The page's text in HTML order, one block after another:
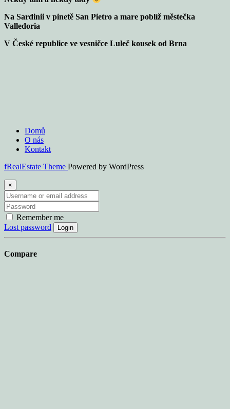
Na Sardinii v pinetě San Pietro a mare poblíž městečka
Valledoria
V České republice ve vesničce Luleč kousek od Brna
Domů
O nás
Kontakt
fRealEstate Theme Powered by WordPress
×
Remember me
Lost password
Login
Compare